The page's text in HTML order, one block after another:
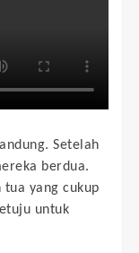
Setelah
berdua.
tua yang cukup
untuk